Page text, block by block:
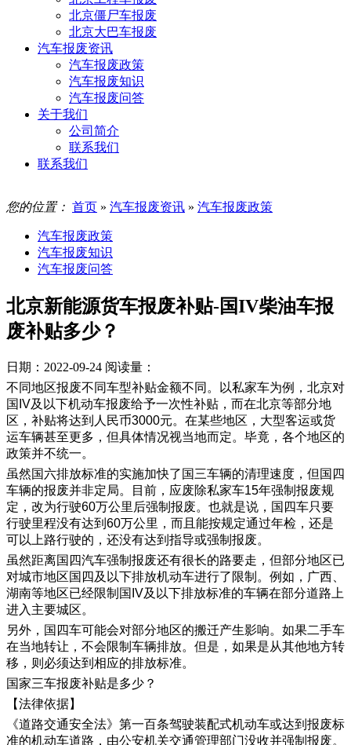
北京僵尸车报废
北京大巴车报废
汽车报废资讯
汽车报废政策
汽车报废知识
汽车报废问答
关于我们
公司简介
联系我们
联系我们
您的位置： 首页 » 汽车报废资讯 » 汽车报废政策
汽车报废政策
汽车报废知识
汽车报废问答
北京新能源货车报废补贴-国IV柴油车报
废补贴多少？
日期：2022-09-24 阅读量：
不同地区报废不同车型补贴金额不同。以私家车为例，北京对
国IV及以下机动车报废给予一次性补贴，而在北京等部分地
区，补贴将达到人民币3000元。在某些地区，大型客运或货
运车辆甚至更多，但具体情况视当地而定。毕竟，各个地区的
政策并不统一。
虽然国六排放标准的实施加快了国三车辆的清理速度，但国四
车辆的报废并非定局。目前，应废除私家车15年强制报废规
定，改为行驶60万公里后强制报废。也就是说，国四车只要
行驶里程没有达到60万公里，而且能按规定通过年检，还是
可以上路行驶的，还没有达到指导或强制报废。
虽然距离国四汽车强制报废还有很长的路要走，但部分地区已
对城市地区国四及以下排放机动车进行了限制。例如，广西、
湖南等地区已经限制国IV及以下排放标准的车辆在部分道路上
进入主要城区。
另外，国四车可能会对部分地区的搬迁产生影响。如果二手车
在当地转让，不会限制车辆排放。但是，如果是从其他地方转
移，则必须达到相应的排放标准。
国家三车报废补贴是多少？
【法律依据】
《道路交通安全法》第一百条驾驶装配式机动车或达到报废标
准的机动车道路，由公安机关交通管理部门没收并强制报废。